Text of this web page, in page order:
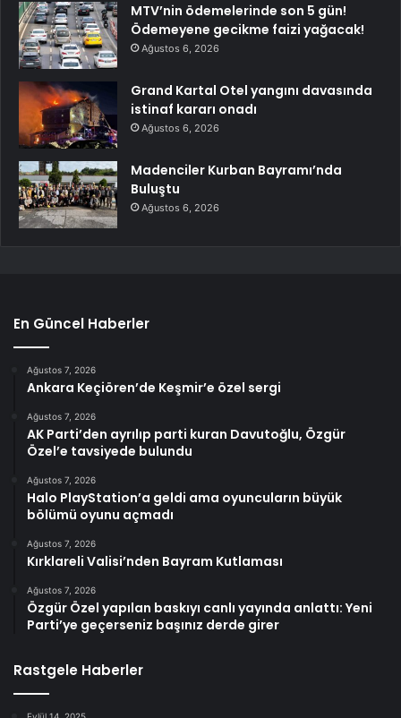
MTV’nin ödemelerinde son 5 gün!
Ödemeyene gecikme faizi yağacak!
Ağustos 6, 2026
Grand Kartal Otel yangını davasında
istinaf kararı onadı
Ağustos 6, 2026
Madenciler Kurban Bayramı’nda
Buluştu
Ağustos 6, 2026
En Güncel Haberler
Ağustos 7, 2026
Ankara Keçiören’de Keşmir’e özel sergi
Ağustos 7, 2026
AK Parti’den ayrılıp parti kuran Davutoğlu, Özgür
Özel’e tavsiyede bulundu
Ağustos 7, 2026
Halo PlayStation’a geldi ama oyuncuların büyük
bölümü oyunu açmadı
Ağustos 7, 2026
Kırklareli Valisi’nden Bayram Kutlaması
Ağustos 7, 2026
Özgür Özel yapılan baskıyı canlı yayında anlattı: Yeni
Parti’ye geçerseniz başınız derde girer
Rastgele Haberler